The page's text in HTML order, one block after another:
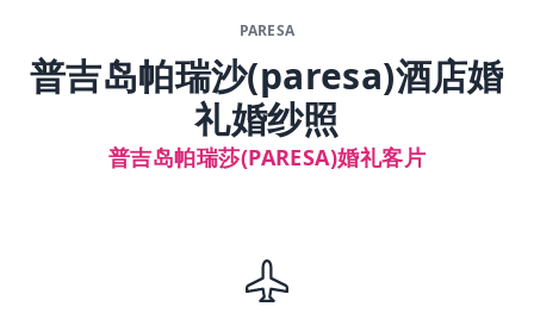
PARESA
普吉岛帕瑞沙(paresa)酒店婚
礼婚纱照
普吉岛帕瑞莎(PARESA)婚礼客片